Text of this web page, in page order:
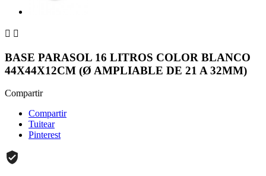
 
BASE PARASOL 16 LITROS COLOR BLANCO
44X44X12CM (Ø AMPLIABLE DE 21 A 32MM)
Compartir
Compartir
Tuitear
Pinterest